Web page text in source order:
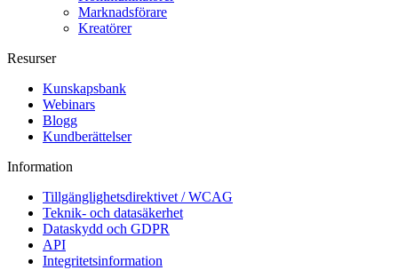
Marknadsförare
Kreatörer
Resurser
Kunskapsbank
Webinars
Blogg
Kundberättelser
Information
Tillgänglighets­direktivet / WCAG
Teknik- och datasäkerhet
Dataskydd och GDPR
API
Integritetsinformation